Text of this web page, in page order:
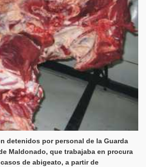
detenidos por personal de la Guarda
Maldonado, que trabajaba en procura
de abigeato, a partir de